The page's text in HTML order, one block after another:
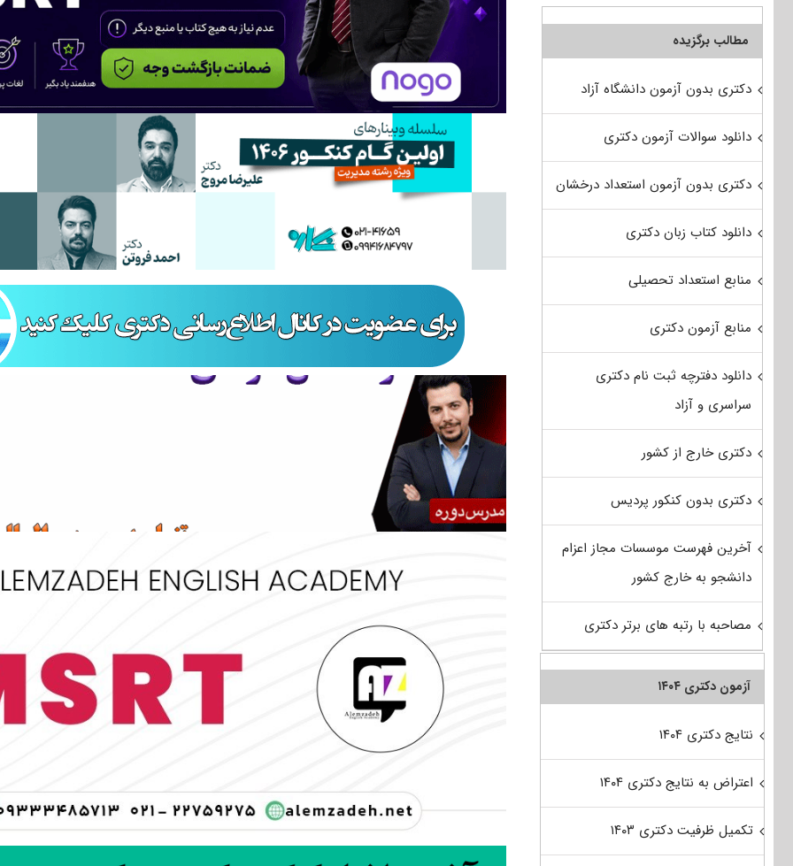
مطالب برگزیده
دکتری بدون آزمون دانشگاه آزاد
دانلود سوالات آزمون دکتری
دکتری بدون آزمون استعداد درخشان
دانلود کتاب زبان دکتری
منابع استعداد تحصیلی
منابع آزمون دکتری
دانلود دفترچه ثبت نام دکتری
سراسری و آزاد
دکتری خارج از کشور
دکتری بدون کنکور پردیس
آخرین فهرست موسسات مجاز اعزام
دانشجو به خارج کشور
مصاحبه با رتبه های برتر دکتری
آزمون دکتری ۱۴۰۴
نتایج دکتری ۱۴۰۴
اعتراض به نتایج دکتری ۱۴۰۴
تکمیل ظرفیت دکتری ۱۴۰۳